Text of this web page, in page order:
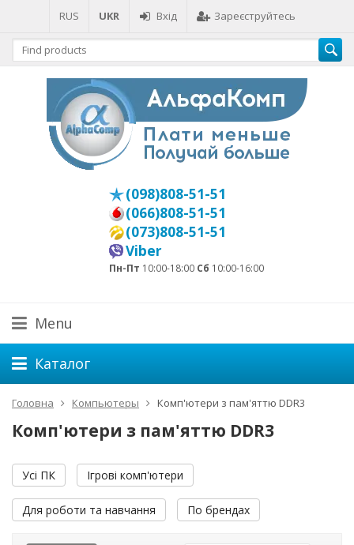
RUS UKR Вхід Зареєструйтесь
(098)808-51-51
(066)808-51-51
(073)808-51-51
Viber
Пн-Пт 10:00-18:00 Сб 10:00-16:00
Menu
Каталог
Головна Компьютеры Комп'ютери з пам'яттю DDR3
Комп'ютери з пам'яттю DDR3
Усі ПК Ігрові комп'ютери
Для роботи та навчання По брендах